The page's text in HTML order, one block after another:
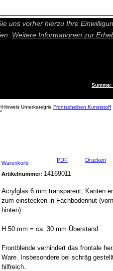
Angebot bieten
uns vorher hierzu Ihre
Weitere Informationen zur
Summe:
Frontscheiben Kunststoff
Warenkorb PDF Drucken
Artikelnummer: 14169011
Acrylglas 6 mm transparent, Kanten
zum einstecken in Fachbodennut
hinten)
H 50 mm = ca. 30 mm Überstand
Frontblende verhindert das frontale
Ware. Insbesondere bei schräg
hilfreich.